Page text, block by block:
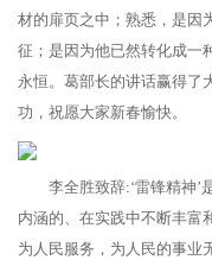
材的扉页之中；熟悉，是因
征；是因为他已然转化成一
永恒。葛部长的讲话赢得了
功，祝愿大家新春愉快。
李全胜致辞:‘雷锋精神
内涵的、在实践中不断丰富
为人民服务，为人民的事业